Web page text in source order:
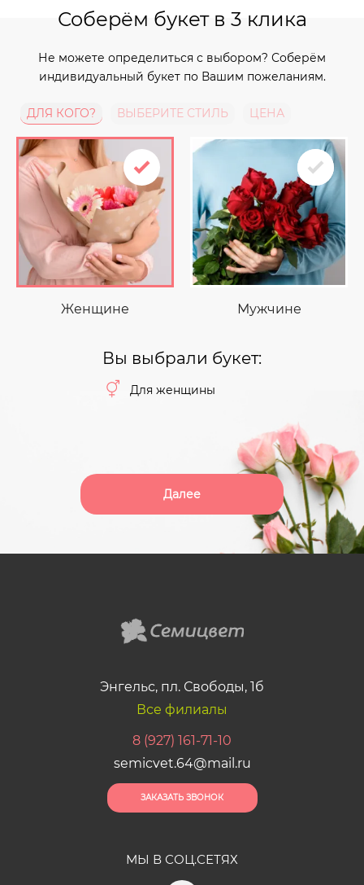
Соберём букет в 3 клика
Не можете определиться с выбором? Соберём
индивидуальный букет по Вашим пожеланиям.
ДЛЯ КОГО? ВЫБЕРИТЕ СТИЛЬ ЦЕНА
Женщине Мужчине
Вы выбрали букет:
Для женщины
Далее
Энгельс, пл. Свободы, 1б
Все филиалы
8 (927) 161-71-10
semicvet.64@mail.ru
ЗАКАЗАТЬ ЗВОНОК
МЫ В СОЦ.СЕТЯХ